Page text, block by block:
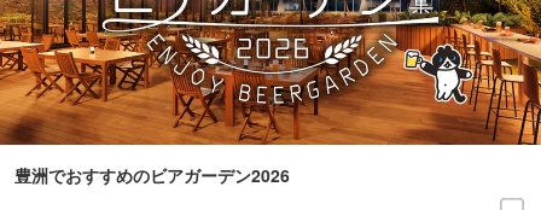
豊洲でおすすめのビアガーデン2026